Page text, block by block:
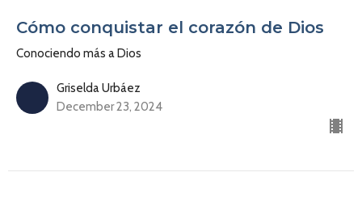
Cómo conquistar el corazón de Dios
Conociendo más a Dios
Griselda Urbáez
December 23, 2024